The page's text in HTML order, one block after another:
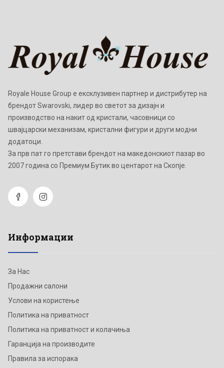
Royale House Group е ексклузивен партнер и дистрибутер на
брендот Swarovski, лидер во светот за дизајн и
производство на накит од кристали, часовници со
швајцарски механизам, кристални фигури и други модни
додатоци.
Зa прв пат го претстави брендот на македонскиот пазар во
2007 година со Премиум Бутик во центарот на Скопје.
Информации
За Нас
Продажни салони
Услови на користење
Политика на приватност
Политика на приватност и колачиња
Гаранција на производите
Правила за испорака